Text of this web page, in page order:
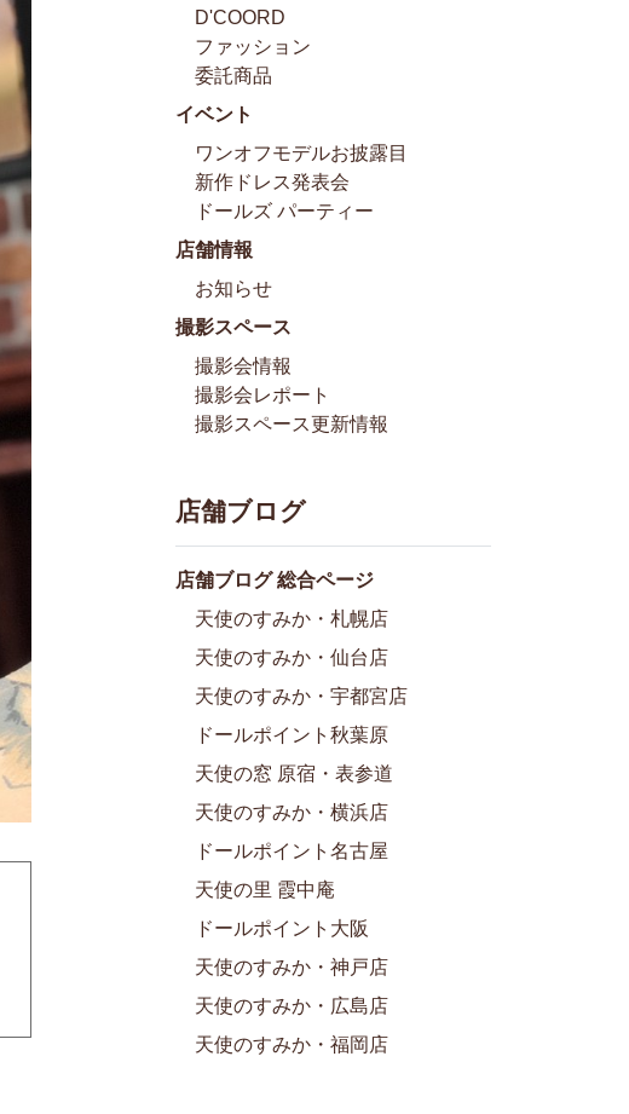
D'COORD
ファッション
委託商品
イベント
ワンオフモデルお披露目
新作ドレス発表会
ドールズ パーティー
店舗情報
お知らせ
撮影スペース
撮影会情報
撮影会レポート
撮影スペース更新情報
店舗ブログ
店舗ブログ 総合ページ
天使のすみか・札幌店
天使のすみか・仙台店
天使のすみか・宇都宮店
ドールポイント秋葉原
天使の窓 原宿・表参道
天使のすみか・横浜店
ドールポイント名古屋
天使の里 霞中庵
ドールポイント大阪
天使のすみか・神戸店
天使のすみか・広島店
天使のすみか・福岡店